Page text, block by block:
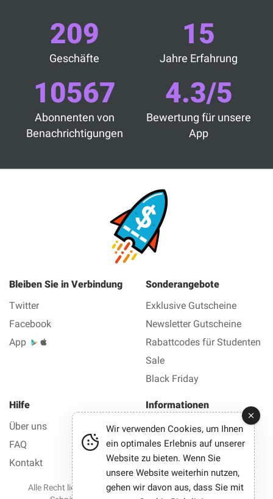
209
Geschäfte
15
Jahre Erfahrung
10567
Abonnenten von
Benachrichtigungen
4.3/5
Bewertung für unsere
App
Bleiben Sie in Verbindung
Twitter
Facebook
App
Sonderangebote
Exklusive Gutscheine
Newsletter Gutscheine
Rabattcodes für Studenten
Sale
Black Friday
Hilfe
Über uns
FAQ
Kontakt
Informationen
Impressum
Datenschutz AGB
Alle Recht liegen bei © 2012-2026 Best Gutscheine — Alle
Wir verwenden Cookies, um Ihnen
ein optimales Erlebnis auf unserer
Website zu bieten. Wenn Sie
unsere Website weiterhin nutzen,
gehen wir davon aus, dass Sie mit